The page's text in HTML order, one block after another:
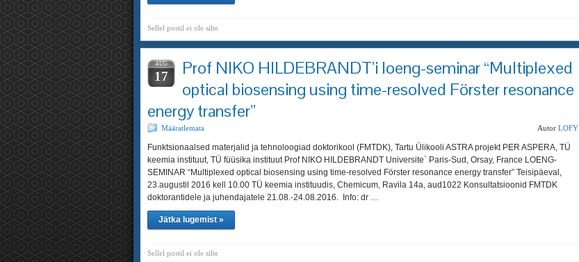
Sellel postil ei ole silte
AUG
17
Prof NIKO HILDEBRANDT’i loeng-seminar “Multiplexed
optical biosensing using time-resolved Förster resonance
energy transfer”
Määratlemata Autor LOFY
Funktsionaalsed materjalid ja tehnoloogiad doktorikool (FMTDK), Tartu Ülikooli ASTRA projekt PER ASPERA, TÜ
keemia instituut, TÜ füüsika instituut Prof NIKO HILDEBRANDT Universite` Paris-Sud, Orsay, France LOENG-
SEMINAR “Multiplexed optical biosensing using time-resolved Förster resonance energy transfer” Teisipäeval,
23.augustil 2016 kell 10.00 TÜ keemia instituudis, Chemicum, Ravila 14a, aud1022 Konsultatsioonid FMTDK
doktorantidele ja juhendajatele 21.08.-24.08.2016. Info: dr …
Jätka lugemist »
Sellel postil ei ole silte